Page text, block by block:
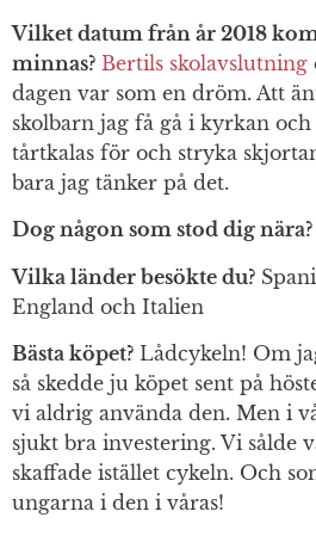
Vilket datum från år 2018
minnas? Bertils skolavslutning
dagen var som en dröm. Att
skolbarn jag få gå i kyrkan
tårtkalas för och stryka
bara jag tänker på det.
Dog någon som stod dig nära?
Vilka länder besökte du?
England och Italien
Bästa köpet? Lådcykeln! Om
så skedde ju köpet sent på
vi aldrig använda den. Men i
sjukt bra investering. Vi sålde
skaffade istället cykeln. Och
ungarna i den i våras!